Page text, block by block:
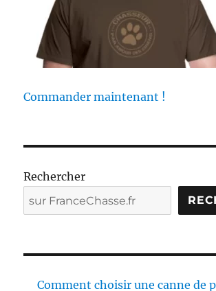
Commander maintenant !
Rechercher
Comment choisir une canne de